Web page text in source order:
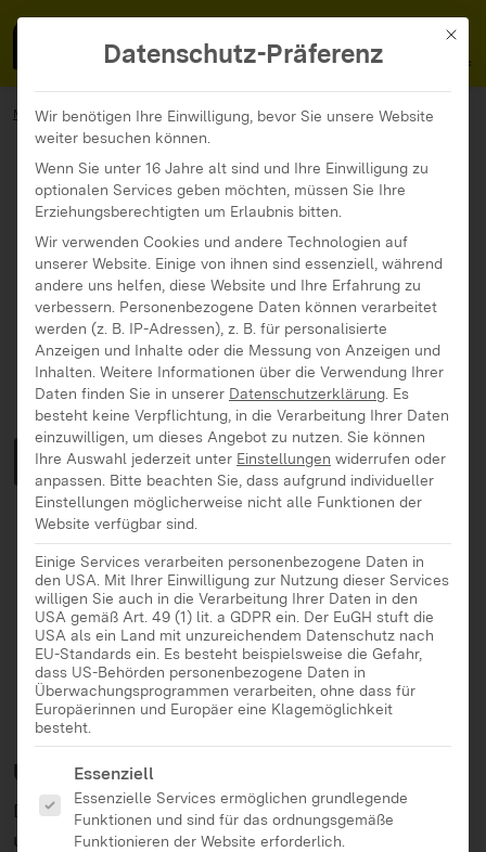
MENÜ
MedienFokus BW Angebote idee BW
idee BW
Preisgelder in Höhe von bis zu € 20.000,-
Richtet sich hauptsächlich an innovative
Projektideen, die die Medienkompetenz in
Baden-Württemberg nachhaltig stärken
Eine Fachjury entscheidet jährlich über die
Vergabe
Über das Angebot
Der Ideenwettbewerb unterstützt innovative Ideen
und erfolgreiche Maßnahmen von Initiativen oder
Mit
Datenschutz-Präferenz
Wir benötigen Ihre Einwilligung, bevor Sie unsere Website
weiter besuchen können.
Wenn Sie unter 16 Jahre alt sind und Ihre Einwilligung zu
optionalen Services geben möchten, müssen Sie Ihre
Erziehungsberechtigten um Erlaubnis bitten.
Wir verwenden Cookies und andere Technologien auf
unserer Website. Einige von ihnen sind essenziell, während
andere uns helfen, diese Website und Ihre Erfahrung zu
verbessern. Personenbezogene Daten können verarbeitet
werden (z. B. IP-Adressen), z. B. für personalisierte
Anzeigen und Inhalte oder die Messung von Anzeigen und
Inhalten. Weitere Informationen über die Verwendung Ihrer
Daten finden Sie in unserer Datenschutzerklärung Es
besteht keine Verpflichtung, in die Verarbeitung Ihrer Daten
einzuwilligen, um dieses Angebot zu nutzen. Sie können
Ihre Auswahl jederzeit unter Einstellungen widerrufen oder
anpassen. Bitte beachten Sie, dass aufgrund individueller
Einstellungen möglicherweise nicht alle Funktionen der
Website verfügbar sind.
Einige Services verarbeiten personenbezogene Daten in
den USA. Mit Ihrer Einwilligung zur Nutzung dieser Services
willigen Sie auch in die Verarbeitung Ihrer Daten in den
USA gemäß Art. 49 (1) lit. a GDPR ein. Der EuGH stuft die
USA als ein Land mit unzureichendem Datenschutz nach
EU-Standards ein. Es besteht beispielsweise die Gefahr,
dass US-Behörden personenbezogene Daten in
Überwachungsprogrammen verarbeiten, ohne dass für
Europäerinnen und Europäer eine Klagemöglichkeit
besteht.
Es folgt eine Liste der Service-Gruppen, für die eine
Essenziell
Essenzielle Services ermöglichen grundlegende
Funktionen und sind für das ordnungsgemäße
Funktionieren der Website erforderlich.